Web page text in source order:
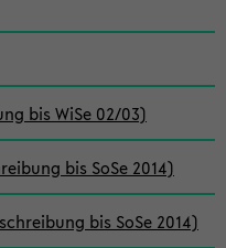
bis WiSe 02/03)
bis SoSe 2014)
bis SoSe 2014)